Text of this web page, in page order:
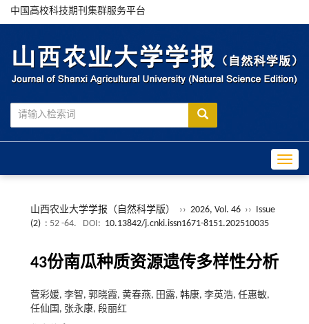
中国高校科技期刊集群服务平台
山西农业大学学报（自然科学版） ›› 2026, Vol. 46 ›› Issue
(2) : 52 -64. DOI: 10.13842/j.cnki.issn1671-8151.202510035
43份南瓜种质资源遗传多样性分析
菅彩媛, 李智, 郭晓霞, 黄春燕, 田露, 韩康, 李英浩, 任惠敏,
任仙国, 张永康, 段丽红